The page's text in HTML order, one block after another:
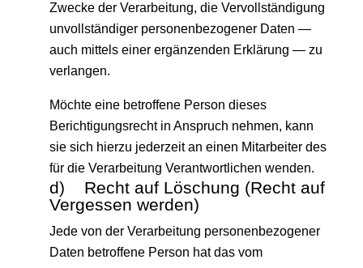
Zwecke der Verarbeitung, die Vervollständigung
unvollständiger personenbezogener Daten —
auch mittels einer ergänzenden Erklärung — zu
verlangen.
Möchte eine betroffene Person dieses
Berichtigungsrecht in Anspruch nehmen, kann
sie sich hierzu jederzeit an einen Mitarbeiter des
für die Verarbeitung Verantwortlichen wenden.
d) Recht auf Löschung (Recht auf
Vergessen werden)
Jede von der Verarbeitung personenbezogener
Daten betroffene Person hat das vom